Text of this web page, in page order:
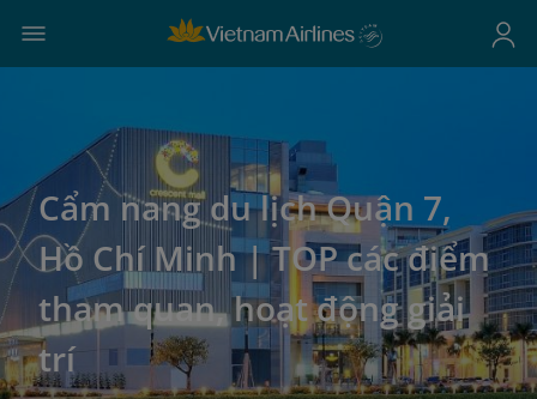
Cẩm nang du lịch Quận 7,
Hồ Chí Minh | TOP các điểm
tham quan, hoạt động giải
trí